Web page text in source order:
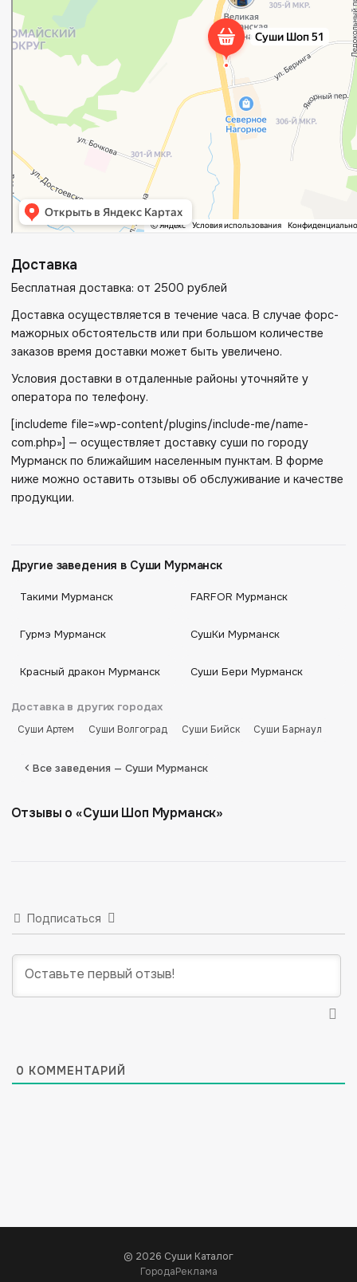
Доставка
Бесплатная доставка: от 2500 рублей
Доставка осуществляется в течение часа. В случае форс-
мажорных обстоятельств или при большом количестве
заказов время доставки может быть увеличено.
Условия доставки в отдаленные районы уточняйте у
оператора по телефону.
[includeme file=»wp-content/plugins/include-me/name-
com.php»] — осуществляет доставку суши по городу
Мурманск по ближайшим населенным пунктам. В форме
ниже можно оставить отзывы об обслуживание и качестве
продукции.
Другие заведения в Суши Мурманск
Такими Мурманск FARFOR Мурманск
Гурмэ Мурманск СушКи Мурманск
Красный дракон Мурманск Суши Бери Мурманск
Доставка в других городах
Суши Артем Суши Волгоград Суши Бийск Суши Барнаул
Все заведения — Суши Мурманск
Отзывы о «Суши Шоп Мурманск»
Подписаться
0 КОММЕНТАРИЙ
© 2026 Суши Каталог
ГородаРеклама